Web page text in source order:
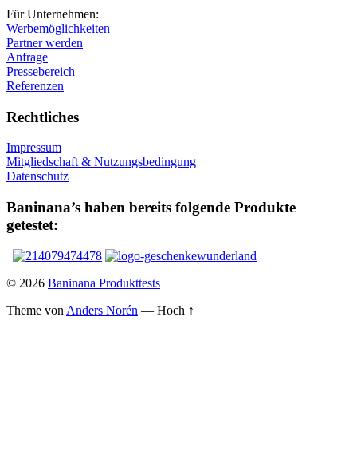
Für Unternehmen:
Werbemöglichkeiten
Partner werden
Anfrage
Pressebereich
Referenzen
Rechtliches
Impressum
Mitgliedschaft & Nutzungsbedingung
Datenschutz
Baninana’s haben bereits folgende Produkte
getestet:
© 2026 Baninana Produkttests
Theme von Anders Norén — Hoch ↑